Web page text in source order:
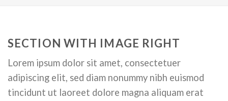
SECTION WITH IMAGE RIGHT
Lorem ipsum dolor sit amet, consectetuer
adipiscing elit, sed diam nonummy nibh euismod
tincidunt ut laoreet dolore magna aliquam erat